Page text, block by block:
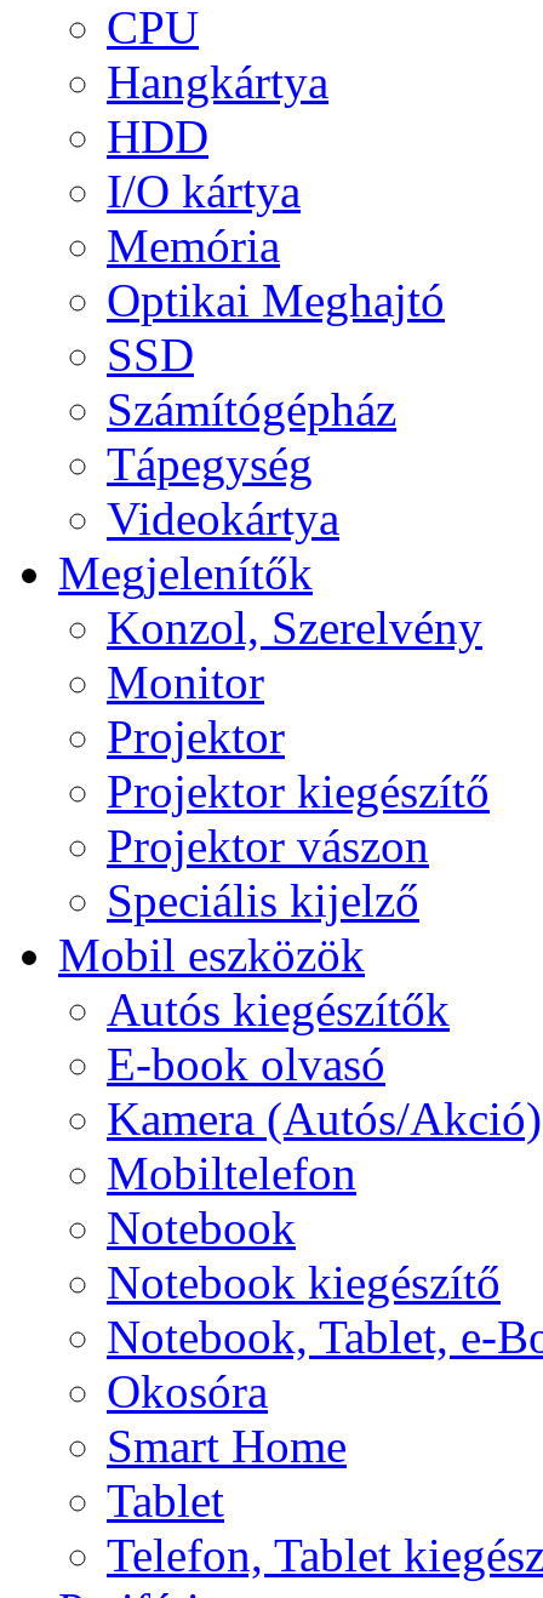
CPU
Hangkártya
HDD
I/O kártya
Memória
Optikai Meghajtó
SSD
Számítógépház
Tápegység
Videokártya
Megjelenítők
Konzol, Szerelvény
Monitor
Projektor
Projektor kiegészítő
Projektor vászon
Speciális kijelző
Mobil eszközök
Autós kiegészítők
E-book olvasó
Kamera (Autós/Akció)
Mobiltelefon
Notebook
Notebook kiegészítő
Notebook, Tablet, e-
Okosóra
Smart Home
Tablet
Telefon, Tablet